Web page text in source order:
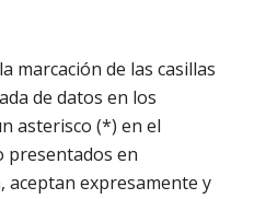
marcación de las casillas
de datos en los
asterisco (*) en el
presentados en
aceptan expresamente y